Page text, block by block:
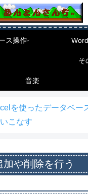
ス操作
そ
音楽
を使ったデータベー
こなす
や削除を行う